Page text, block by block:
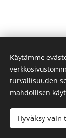
Käytämme
turvallisuuden
mahdollisen
Hyväksy vain